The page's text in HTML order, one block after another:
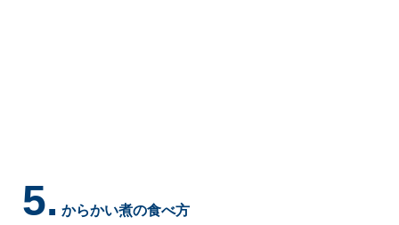
5. からかい煮の食べ方